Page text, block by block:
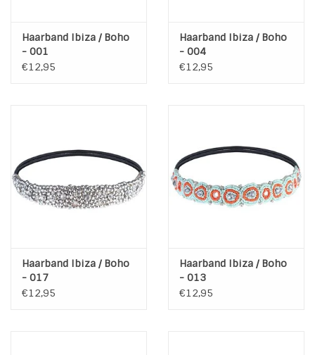
Haarband Ibiza / Boho
- 001
€12,95
Haarband Ibiza / Boho
- 004
€12,95
Haarband Ibiza / Boho
- 017
€12,95
Haarband Ibiza / Boho
- 013
€12,95